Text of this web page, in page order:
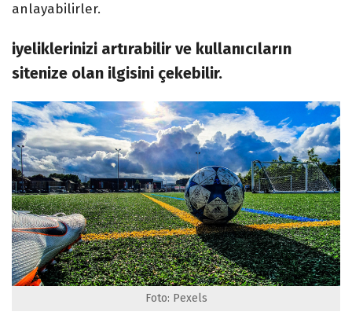
anlayabilirler.
iyeliklerinizi artırabilir ve kullanıcıların
sitenize olan ilgisini çekebilir.
Foto: Pexels